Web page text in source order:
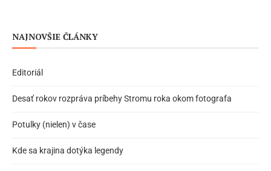
NAJNOVŠIE ČLÁNKY
Editoriál
Desať rokov rozpráva príbehy Stromu roka okom fotografa
Potulky (nielen) v čase
Kde sa krajina dotýka legendy